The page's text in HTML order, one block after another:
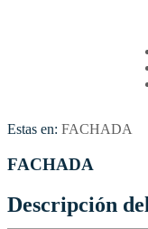
Estas en: FACHADA
FACHADA
Descripción